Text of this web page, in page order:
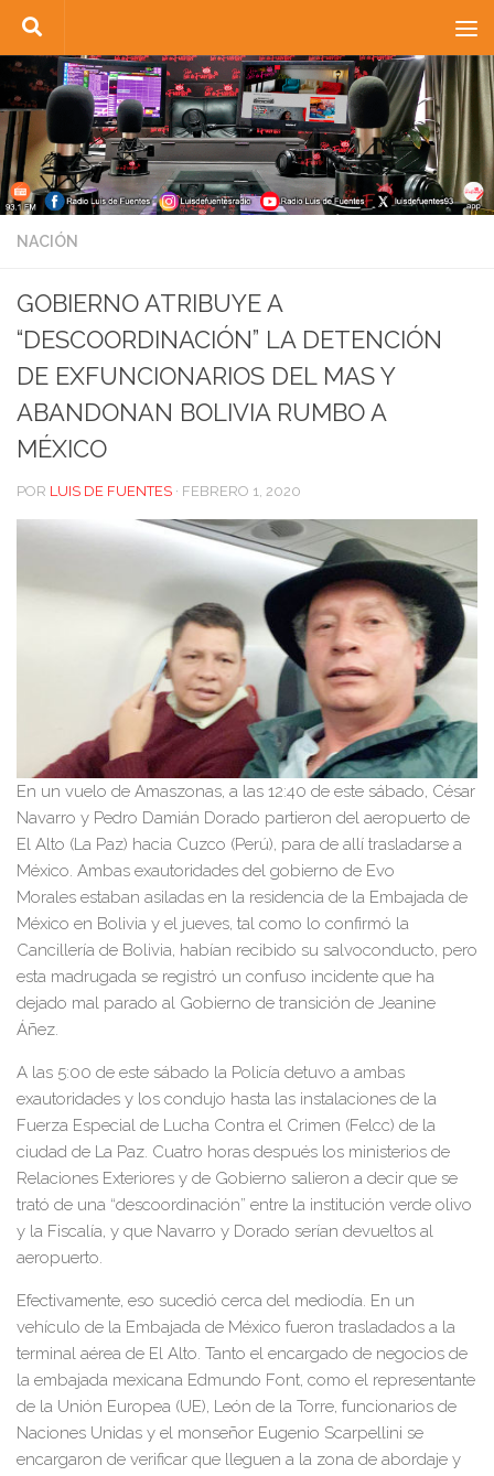
Saltar al contenido
NACIÓN
GOBIERNO ATRIBUYE A
“DESCOORDINACIÓN” LA DETENCIÓN
DE EXFUNCIONARIOS DEL MAS Y
ABANDONAN BOLIVIA RUMBO A
MÉXICO
POR LUIS DE FUENTES · FEBRERO 1, 2020
En un vuelo de Amaszonas, a las 12:40 de este sábado, César
Navarro y Pedro Damián Dorado partieron del aeropuerto de
El Alto (La Paz) hacia Cuzco (Perú), para de allí trasladarse a
México. Ambas exautoridades del gobierno de Evo
Morales estaban asiladas en la residencia de la Embajada de
México en Bolivia y el jueves, tal como lo confirmó la
Cancillería de Bolivia, habían recibido su salvoconducto, pero
esta madrugada se registró un confuso incidente que ha
dejado mal parado al Gobierno de transición de Jeanine
Áñez.
A las 5:00 de este sábado la Policía detuvo a ambas
exautoridades y los condujo hasta las instalaciones de la
Fuerza Especial de Lucha Contra el Crimen (Felcc) de la
ciudad de La Paz. Cuatro horas después los ministerios de
Relaciones Exteriores y de Gobierno salieron a decir que se
trató de una “descoordinación” entre la institución verde olivo
y la Fiscalía, y que Navarro y Dorado serían devueltos al
aeropuerto.
Efectivamente, eso sucedió cerca del mediodía. En un
vehículo de la Embajada de México fueron trasladados a la
terminal aérea de El Alto. Tanto el encargado de negocios de
la embajada mexicana Edmundo Font, como el representante
de la Unión Europea (UE), León de la Torre, funcionarios de
Naciones Unidas y el monseñor Eugenio Scarpellini se
encargaron de verificar que lleguen a la zona de abordaje y